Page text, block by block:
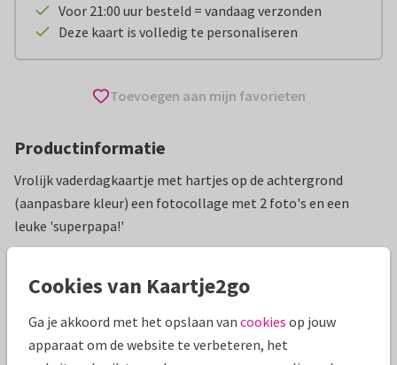
Voor 21:00 uur besteld = vandaag verzonden
Deze kaart is volledig te personaliseren
Toevoegen aan mijn favorieten
Productinformatie
Vrolijk vaderdagkaartje met hartjes op de achtergrond
(aanpasbare kleur) een fotocollage met 2 foto's en een
leuke 'superpapa!'
Vaderdag kaarten Manique
Cookies van Kaartje2go
Ga je akkoord met het opslaan van cookies op jouw
apparaat om de website te verbeteren, het